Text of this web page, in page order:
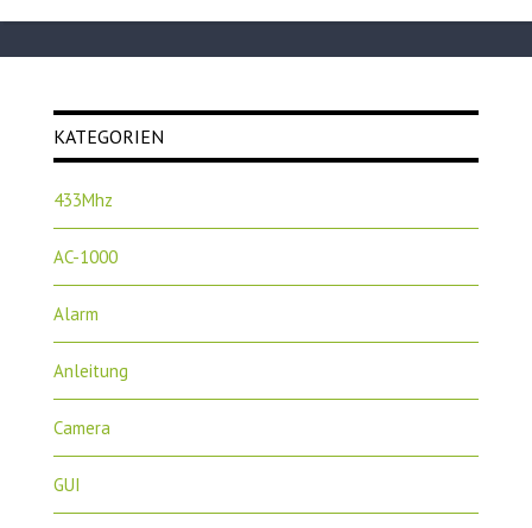
KATEGORIEN
433Mhz
AC-1000
Alarm
Anleitung
Camera
GUI